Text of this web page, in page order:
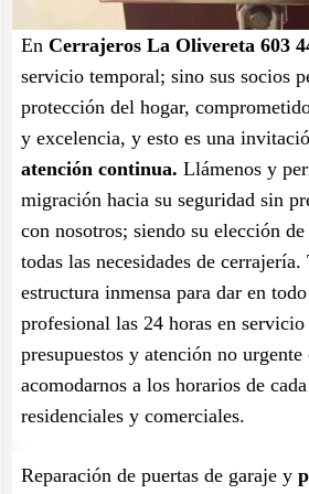
En Cerrajeros La Olivereta 603
servicio temporal; sino sus socios
protección del hogar,
y excelencia, y esto es una
atención continua. Llámenos y
migración hacia su seguridad sin
con nosotros; siendo su elección
todas las necesidades de cerrajería.
estructura inmensa para dar en
profesional las 24 horas en servicio
presupuestos y atención no
acomodarnos a los horarios de
residenciales y comerciales.
Reparación de puertas de garaje y